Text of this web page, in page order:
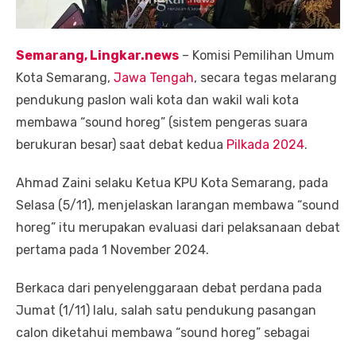
Semarang, Lingkar.news – Komisi Pemilihan Umum
Kota Semarang, Jawa Tengah, secara tegas melarang
pendukung paslon wali kota dan wakil wali kota
membawa “sound horeg” (sistem pengeras suara
berukuran besar) saat debat kedua Pilkada 2024.
Ahmad Zaini selaku Ketua KPU Kota Semarang, pada
Selasa (5/11), menjelaskan larangan membawa “sound
horeg” itu merupakan evaluasi dari pelaksanaan debat
pertama pada 1 November 2024.
Berkaca dari penyelenggaraan debat perdana pada
Jumat (1/11) lalu, salah satu pendukung pasangan
calon diketahui membawa “sound horeg” sebagai